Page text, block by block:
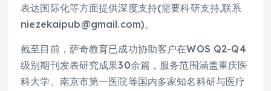
表达国际化等方面提供深度支持(需要科研支持,联系
niezekaipub@gmail.com)。
截至目前，萨奇教育已成功协助客户在WOS Q2-Q4
级别期刊发表研究成果30余篇，服务范围涵盖重庆医
科大学、南京市第一医院等国内多家知名科研与医疗